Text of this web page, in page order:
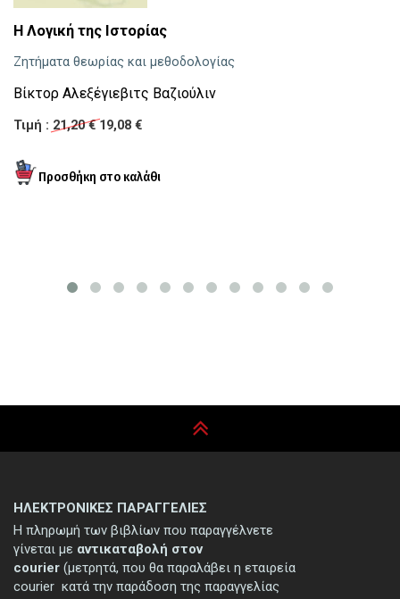
Η Λογική της Ιστορίας
Ζητήματα θεωρίας και μεθοδολογίας
Βίκτορ Αλεξέγιεβιτς Βαζιούλιν
Τιμή : 21,20 €19,08 €
ΗΛΕΚΤΡΟΝΙΚΕΣ ΠΑΡΑΓΓΕΛΙΕΣ
Η πληρωμή των βιβλίων που παραγγέλνετε
γίνεται με αντικαταβολή στον
courier (μετρητά, που θα παραλάβει η εταιρεία
courier κατά την παράδοση της παραγγελίας